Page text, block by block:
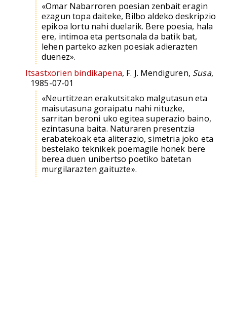
«Omar Nabarroren poesian zenbait eragin
ezagun topa daiteke, Bilbo aldeko deskripzio
epikoa lortu nahi duelarik. Bere poesia, hala
ere, intimoa eta pertsonala da batik bat,
lehen parteko azken poesiak adierazten
duenez».
Itsastxorien bindikapena, F. J. Mendiguren, Susa,
1985-07-01
«Neurtitzean erakutsitako malgutasun eta
maisutasuna goraipatu nahi nituzke,
sarritan beroni uko egitea superazio baino,
ezintasuna baita. Naturaren presentzia
erabatekoak eta aliterazio, simetria joko eta
bestelako teknikek poemagile honek bere
berea duen unibertso poetiko batetan
murgilarazten gaituzte».